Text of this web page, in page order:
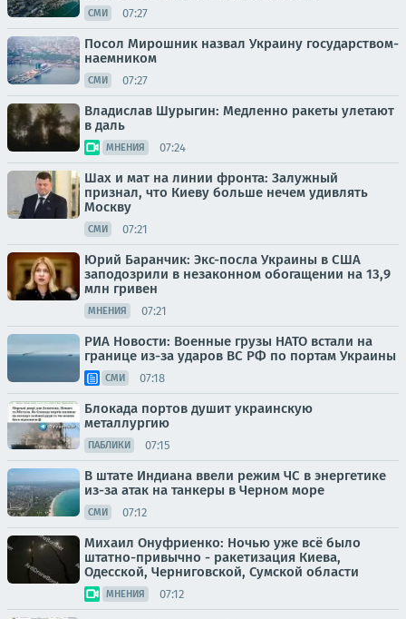
СМИ 07:27
Посол Мирошник назвал Украину государством-
наемником
СМИ 07:27
Владислав Шурыгин: Медленно ракеты улетают
в даль
МНЕНИЯ 07:24
Шах и мат на линии фронта: Залужный
признал, что Киеву больше нечем удивлять
Москву
СМИ 07:21
Юрий Баранчик: Экс-посла Украины в США
заподозрили в незаконном обогащении на 13,9
млн гривен
МНЕНИЯ 07:21
РИА Новости: Военные грузы НАТО встали на
границе из-за ударов ВС РФ по портам Украины
СМИ 07:18
Блокада портов душит украинскую
металлургию
ПАБЛИКИ 07:15
В штате Индиана ввели режим ЧС в энергетике
из-за атак на танкеры в Черном море
СМИ 07:12
Михаил Онуфриенко: Ночью уже всё было
штатно-привычно - ракетизация Киева,
Одесской, Черниговской, Сумской области
МНЕНИЯ 07:12